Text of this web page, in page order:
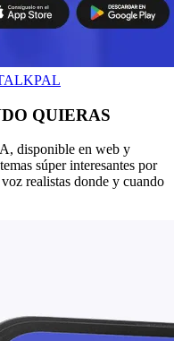
QUIERAS
disponible en web y
súper interesantes por
realistas donde y cuando